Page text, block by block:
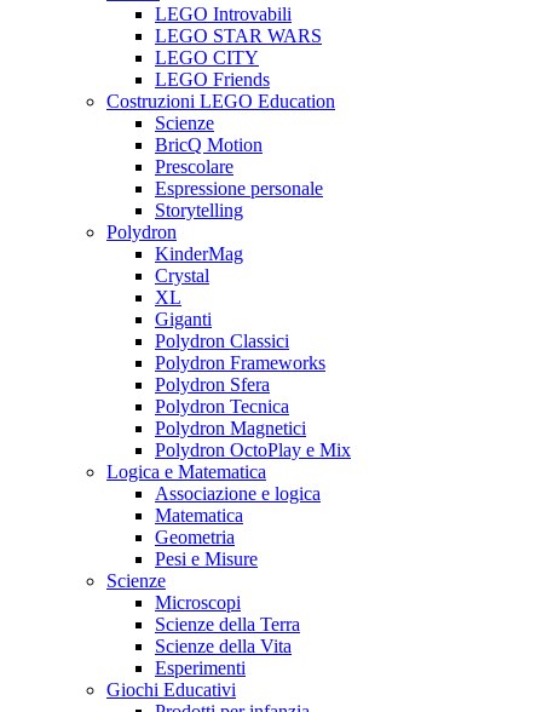
LEGO Introvabili
LEGO STAR WARS
LEGO CITY
LEGO Friends
Costruzioni LEGO Education
Scienze
BricQ Motion
Prescolare
Espressione personale
Storytelling
Polydron
KinderMag
Crystal
XL
Giganti
Polydron Classici
Polydron Frameworks
Polydron Sfera
Polydron Tecnica
Polydron Magnetici
Polydron OctoPlay e Mix
Logica e Matematica
Associazione e logica
Matematica
Geometria
Pesi e Misure
Scienze
Microscopi
Scienze della Terra
Scienze della Vita
Esperimenti
Giochi Educativi